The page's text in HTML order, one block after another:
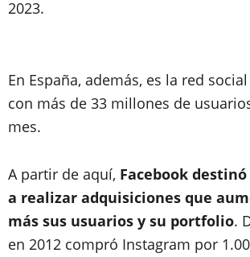
2023.
En España, además, es la red
con más de 33 millones de
mes.
A partir de aquí, Facebook
a realizar adquisiciones que
más sus usuarios y su portfolio.
en 2012 compró Instagram por